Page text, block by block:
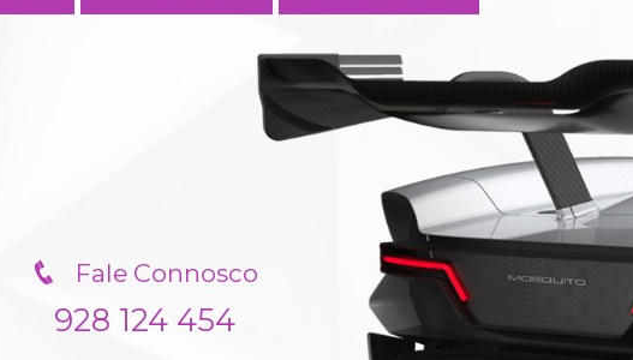
Fale Connosco
928 124 454